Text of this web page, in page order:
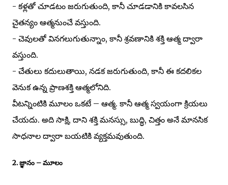
- కళ్లతో చూడటం జరుగుతుంది, కానీ చూడడానికి కావలసిన
చైతన్యం ఆత్మనుంచే వస్తుంది.
- చెవులతో వినగలుగుతున్నాం, కానీ శ్రవణానికి శక్తి ఆత్మ ద్వారా
వస్తుంది.
- చేతులు కదులుతాయి, నడక జరుగుతుంది, కానీ ఈ కదలికల
వెనుక ఉన్న ప్రాణశక్తి ఆత్మలోనిది.
వీటన్నింటికి మూలం ఒకటే – ఆత్మ. కానీ ఆత్మ స్వయంగా క్రియలు
చేయదు. అది సాక్షి, దాని శక్తి మనస్సు, బుద్ధి, చిత్తం అనే మానసిక
సాధనాల ద్వారా బయటికి వ్యక్తమవుతుంది.
2. జ్ఞానం – మూలం